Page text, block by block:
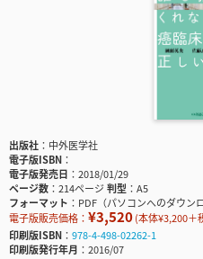
出版社
中外医学社
電子版ISBN
電子版発売日
2018/01/29
ページ数
214ページ判型
A5
フォーマット
PDF（パソコンへのダウン
電子版販売価格： ¥3,520(本体¥3,200＋
印刷版ISBN
978-4-498-02262-1
印刷版発行年月
2016/07